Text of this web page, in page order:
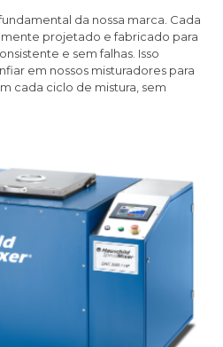
da nossa marca. Cada
projetado e fabricado para
e sem falhas. Isso
em nossos misturadores para
cada ciclo de mistura, sem